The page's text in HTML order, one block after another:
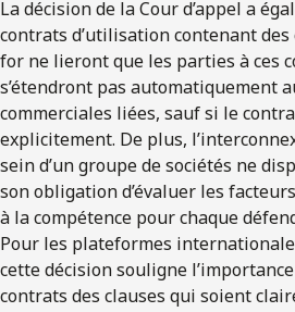
La décision de la Cour d’appel a
contrats d’utilisation contenant
for ne lieront que les parties à ces
s’étendront pas automatiquement
commerciales liées, sauf si le
explicitement. De plus,
sein d’un groupe de sociétés ne
son obligation d’évaluer les
à la compétence pour chaque
Pour les plateformes
cette décision souligne
contrats des clauses qui soient